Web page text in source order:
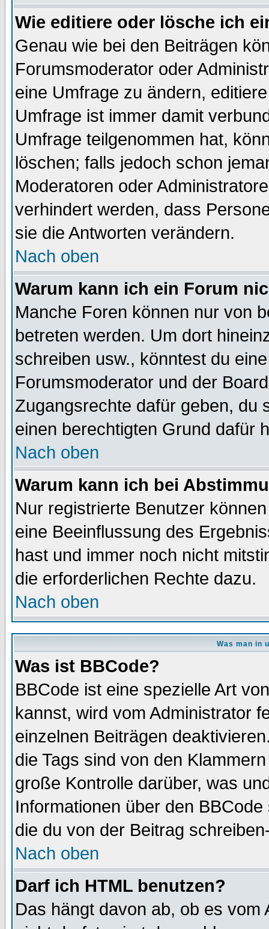
Wie editiere oder lösche ich
Genau wie bei den Beiträgen
Forumsmoderator oder
eine Umfrage zu ändern,
Umfrage ist immer damit
Umfrage teilgenommen hat,
löschen; falls jedoch schon
Moderatoren oder
verhindert werden, dass
sie die Antworten verändern.
Nach oben
Warum kann ich ein Forum
Manche Foren können nur von
betreten werden. Um dort
schreiben usw., könntest du
Forumsmoderator und der
Zugangsrechte dafür geben, du
einen berechtigten Grund dafür
Nach oben
Warum kann ich bei
Nur registrierte Benutzer
eine Beeinflussung des
hast und immer noch nicht
die erforderlichen Rechte dazu.
Nach oben
Was man in
Was ist BBCode?
BBCode ist eine spezielle Art
kannst, wird vom Administrator
einzelnen Beiträgen
die Tags sind von den
große Kontrolle darüber, was
Informationen über den
die du von der Beitrag
Nach oben
Darf ich HTML benutzen?
Das hängt davon ab, ob es